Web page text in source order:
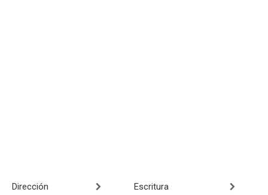
Dirección Escritura